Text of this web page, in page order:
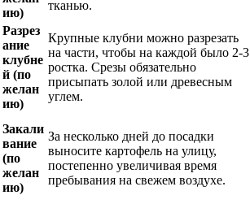
ию)
тканью.
Разрез
ание
клубне
й (по
желан
ию)
Крупные клубни можно разрезать
на части, чтобы на каждой было 2-3
ростка. Срезы обязательно
присыпать золой или древесным
углем.
Закали
вание
(по
желан
ию)
За несколько дней до посадки
выносите картофель на улицу,
постепенно увеличивая время
пребывания на свежем воздухе.